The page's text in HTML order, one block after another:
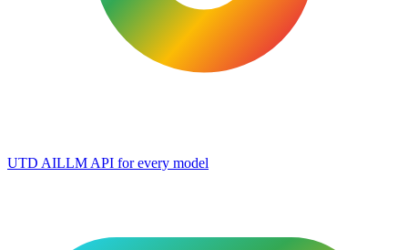
UTD AILLM API for every model